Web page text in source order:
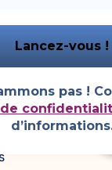
pas !
des Nuisibles et